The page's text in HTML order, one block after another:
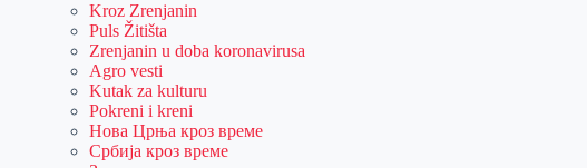
Kroz Zrenjanin
Puls Žitišta
Zrenjanin u doba koronavirusa
Agro vesti
Kutak za kulturu
Pokreni i kreni
Нова Црња кроз време
Србија кроз време